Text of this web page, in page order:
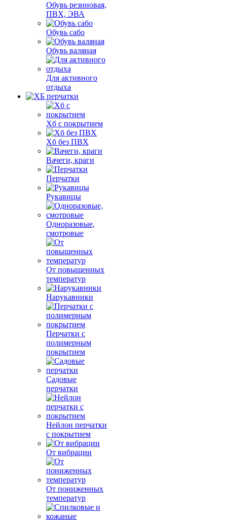
Обувь резиновая,
ПВХ, ЭВА
Обувь сабо
Обувь валяная
Для активного
отдыха
Хб с покрытием
Хб без ПВХ
Вачеги, краги
Перчатки
Рукавицы
Одноразовые,
смотровые
От повышенных
температур
Нарукавники
Перчатки с
полимерным
покрытием
Садовые
перчатки
Нейлон перчатки
с покрытием
От вибрации
От пониженных
температур